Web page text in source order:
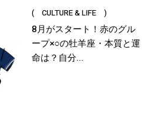
( CULTURE & LIFE )
8月がスタート！赤のグル
ープ×○の牡羊座・本質と運
命は？自分...